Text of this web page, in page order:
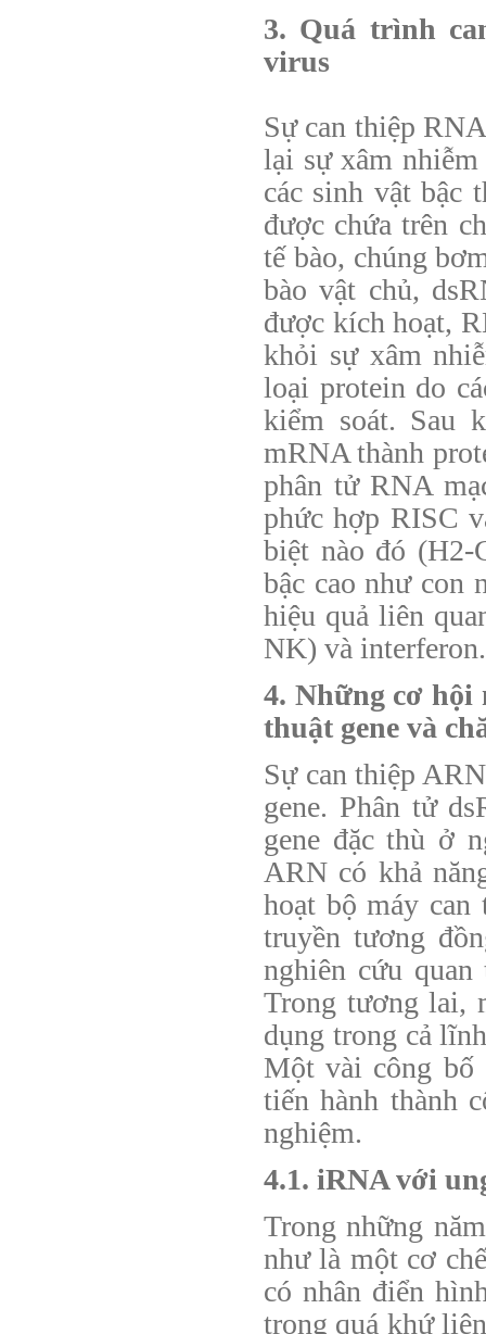
3. Quá trình
virus
Sự can thiệp
lại sự xâm
các sinh vật bậc
được chứa trên
tế bào, chúng
bào vật chủ,
được kích hoạt,
khỏi sự xâm
loại protein do
kiểm soát. Sau
mRNA thành
phân tử RNA
phức hợp RISC
biệt nào đó (H2-
bậc cao như con
hiệu quả liên
NK) và interferon.
4. Những cơ hội
thuật gene và
Sự can thiệp
gene. Phân tử
gene đặc thù ở
ARN có khả
hoạt bộ máy
truyền tương
nghiên cứu
Trong tương lai,
dụng trong cả
Một vài công bố
tiến hành thành
nghiệm.
4.1. iRNA với
Trong những
như là một cơ
có nhân điển
trong quá khứ